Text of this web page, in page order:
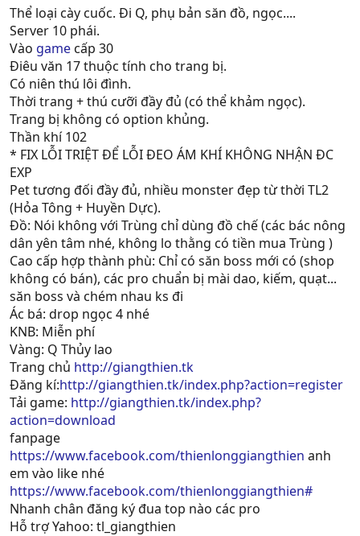
t
e
r
Thể loại cày cuốc. Đi Q, phụ bản săn đồ, ngọc....
Server 10 phái.
Vào gamecấp 30
Điêu văn 17 thuộc tính cho trang bị.
Có niên thú lôi đình.
Thời trang + thú cưỡi đầy đủ (có thể khảm ngọc).
Trang bị không có option khủng.
Thần khí 102
* FIX LỖI TRIỆT ĐỂ LỖI ĐEO ÁM KHÍ KHÔNG NHẬN ĐC
EXP
Pet tương đối đầy đủ, nhiều monster đẹp từ thời TL2
(Hỏa Tông + Huyền Dực).
Đồ: Nói không với Trùng chỉ dùng đồ chế (các bác nông
dân yên tâm nhé, không lo thằng có tiền mua Trùng )
Cao cấp hợp thành phù: Chỉ có săn boss mới có (shop
không có bán), các pro chuẩn bị mài dao, kiếm, quạt...
săn boss và chém nhau ks đi
Ác bá: drop ngọc 4 nhé
KNB: Miễn phí
Vàng: Q Thủy lao
Trang chủ http://giangthien.tk
Đăng kí:http://giangthien.tk/index.php?action=register
Tải game: http://giangthien.tk/index.php?
action=download
fanpage
https://www.facebook.com/thienlonggiangthien anh
em vào like nhé
https://www.facebook.com/thienlonggiangthien#
Nhanh chân đăng ký đua top nào các pro
Hỗ trợ Yahoo: tl_giangthien